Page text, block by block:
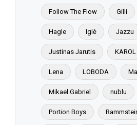
Follow The Flow Gilli
Hagle Iglė Jazzu
Justinas Jarutis KAROL
Lena LOBODA
Mikael Gabriel nublu
Portion Boys